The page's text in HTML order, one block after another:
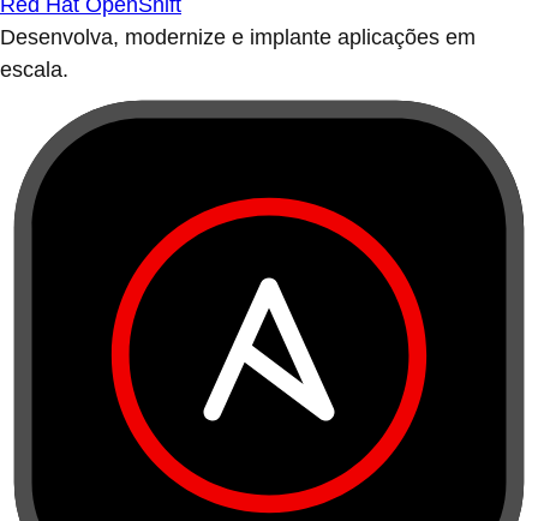
Red Hat OpenShift
Desenvolva, modernize e implante aplicações em
escala.